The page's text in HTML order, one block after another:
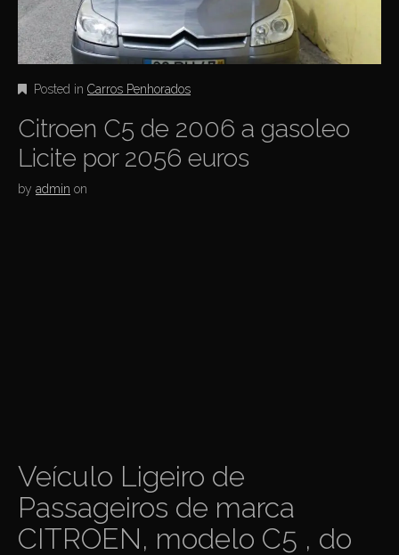
Posted in Carros Penhorados
Citroen C5 de 2006 a gasoleo
Licite por 2056 euros
by admin on
Veículo Ligeiro de
Passageiros de marca
CITROEN, modelo C5 , do